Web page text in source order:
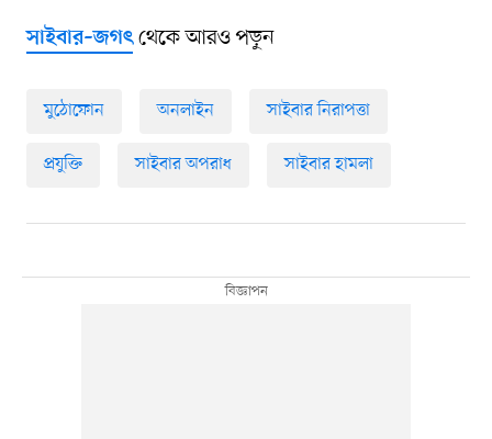
সাইবার–জগৎথেকে আরও পড়ুন
মুঠোফোন অনলাইন সাইবার নিরাপত্তা
প্রযুক্তি সাইবার অপরাধ সাইবার হামলা